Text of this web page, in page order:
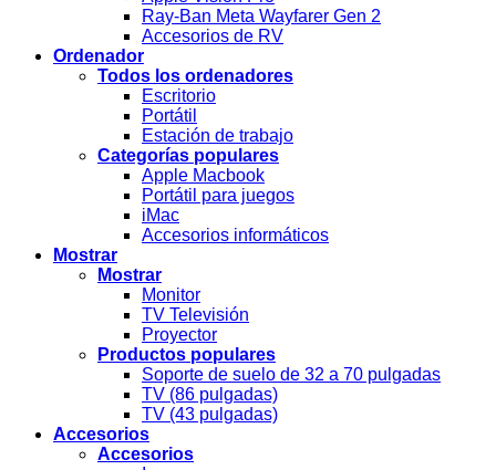
Ray-Ban Meta Wayfarer Gen 2
Accesorios de RV
Ordenador
Todos los ordenadores
Escritorio
Portátil
Estación de trabajo
Categorías populares
Apple Macbook
Portátil para juegos
iMac
Accesorios informáticos
Mostrar
Mostrar
Monitor
TV Televisión
Proyector
Productos populares
Soporte de suelo de 32 a 70 pulgadas
TV (86 pulgadas)
TV (43 pulgadas)
Accesorios
Accesorios